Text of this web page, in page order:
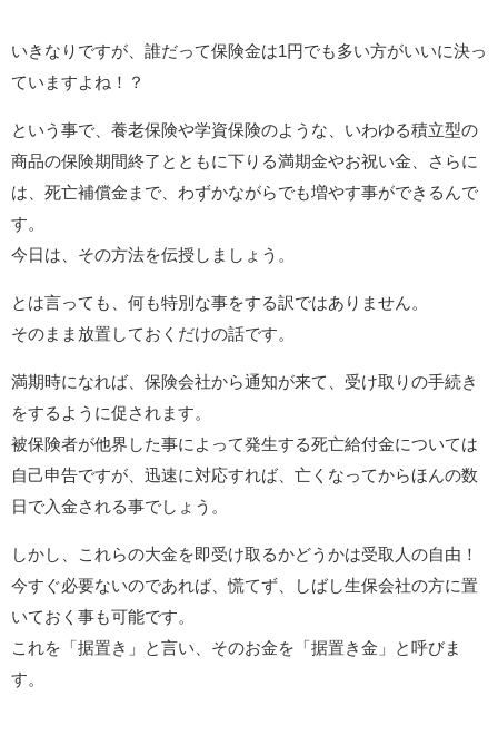
いきなりですが、誰だって保険金は1円でも多い方がいいに決っ
ていますよね！？
という事で、養老保険や学資保険のような、いわゆる積立型の
商品の保険期間終了とともに下りる満期金やお祝い金、さらに
は、死亡補償金まで、わずかながらでも増やす事ができるんで
す。
今日は、その方法を伝授しましょう。
とは言っても、何も特別な事をする訳ではありません。
そのまま放置しておくだけの話です。
満期時になれば、保険会社から通知が来て、受け取りの手続き
をするように促されます。
被保険者が他界した事によって発生する死亡給付金については
自己申告ですが、迅速に対応すれば、亡くなってからほんの数
日で入金される事でしょう。
しかし、これらの大金を即受け取るかどうかは受取人の自由！
今すぐ必要ないのであれば、慌てず、しばし生保会社の方に置
いておく事も可能です。
これを「据置き」と言い、そのお金を「据置き金」と呼びま
す。